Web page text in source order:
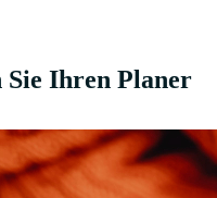
Sie Ihren Planer